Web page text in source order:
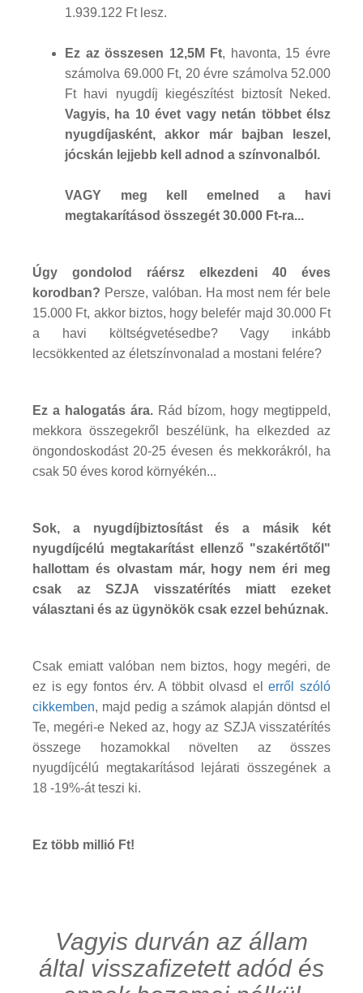
1.939.122 Ft lesz.
Ez az összesen 12,5M Ft, havonta, 15 évre
számolva 69.000 Ft, 20 évre számolva 52.000
Ft havi nyugdíj kiegészítést biztosít Neked.
Vagyis, ha 10 évet vagy netán többet élsz
nyugdíjasként, akkor már bajban leszel,
jócskán lejjebb kell adnod a színvonalból.
VAGY meg kell emelned a havi
megtakarításod összegét 30.000 Ft-ra...
Úgy gondolod ráérsz elkezdeni 40 éves
korodban? Persze, valóban. Ha most nem fér bele
15.000 Ft, akkor biztos, hogy belefér majd 30.000 Ft
a havi költségvetésedbe? Vagy inkább
lecsökkented az életszínvonalad a mostani felére?
Ez a halogatás ára. Rád bízom, hogy megtippeld,
mekkora összegekről beszélünk, ha elkezded az
öngondoskodást 20-25 évesen és mekkorákról, ha
csak 50 éves korod környékén...
Sok, a nyugdíjbiztosítást és a másik két
nyugdíjcélú megtakarítást ellenző "szakértőtől"
hallottam és olvastam már, hogy nem éri meg
csak az SZJA visszatérítés miatt ezeket
választani és az ügynökök csak ezzel behúznak.
Csak emiatt valóban nem biztos, hogy megéri, de
ez is egy fontos érv. A többit olvasd elerről szóló
cikkemben, majd pedig a számok alapján döntsd el
Te, megéri-e Neked az, hogy az SZJA visszatérítés
összege hozamokkal növelten az összes
nyugdíjcélú megtakarításod lejárati összegének a
18 -19%-át teszi ki.
Ez több millió Ft!
Vagyis durván az állam
által visszafizetett adód és